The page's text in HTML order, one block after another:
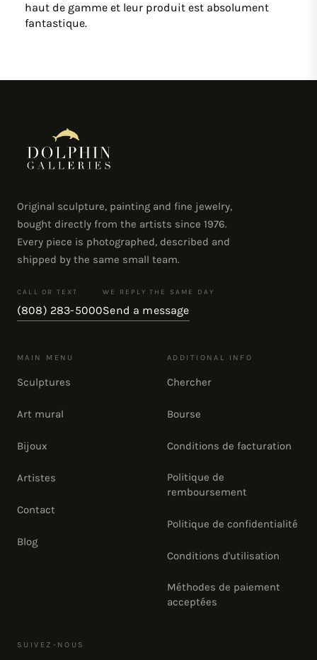
haut de gamme et leur produit est absolument
fantastique.
Original sculpture, painting and fine jewelry,
bought directly from the artists since 1976.
Every piece is photographed, described and
shipped by the same small team.
CALL OR TEXT
(808) 283-5000
WE REPLY THE SAME DAY
Send a message
MAIN MENU
Sculptures
Art mural
Bijoux
Artistes
Contact
Blog
ADDITIONAL INFO
Chercher
Bourse
Conditions de facturation
Politique de
remboursement
Politique de confidentialité
Conditions d'utilisation
Méthodes de paiement
acceptées
SUIVEZ-NOUS